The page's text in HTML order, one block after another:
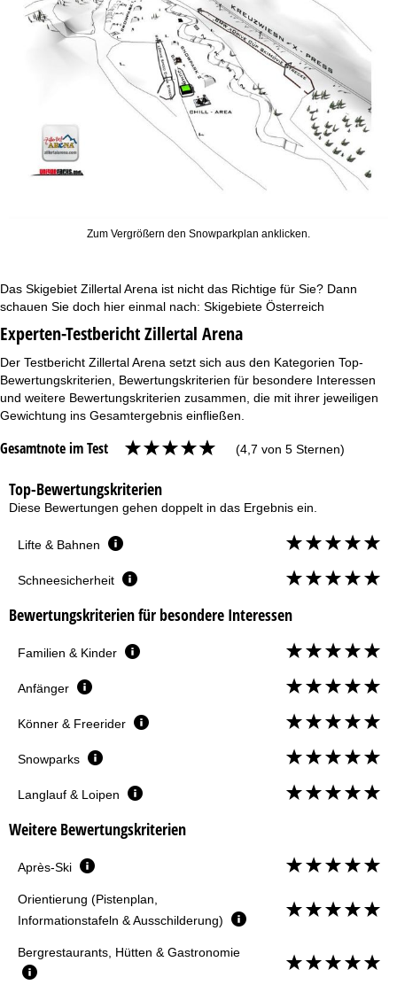
Zum Vergrößern den Snowparkplan anklicken.
Das Skigebiet Zillertal Arena ist nicht das Richtige für Sie? Dann
schauen Sie doch hier einmal nach: Skigebiete Österreich
Experten-Testbericht Zillertal Arena
Der Testbericht Zillertal Arena setzt sich aus den Kategorien Top-
Bewertungskriterien, Bewertungskriterien für besondere Interessen
und weitere Bewertungskriterien zusammen, die mit ihrer jeweiligen
Gewichtung ins Gesamtergebnis einfließen.
Gesamtnote im Test (4,7 von 5 Sternen)
Top-Bewertungskriterien
Diese Bewertungen gehen doppelt in das Ergebnis ein.
Lifte & Bahnen
Schneesicherheit
Bewertungskriterien für besondere Interessen
Familien & Kinder
Anfänger
Könner & Freerider
Snowparks
Langlauf & Loipen
Weitere Bewertungskriterien
Après-Ski
Orientierung (Pistenplan,
Informationstafeln & Ausschilderung)
Bergrestaurants, Hütten & Gastronomie